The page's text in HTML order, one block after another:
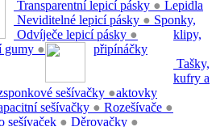
Transparentní lepicí pásky ●
Neviditelné lepicí pásky ●
Odvíječe lepicí pásky ●
gumy ●
sešívačky ●
sešívačky ● Rozešívače ●
sešívaček ● Děrovačky ●
Lepidla
Sponky,
klipy,
připínáčky
Tašky,
kufry a
aktovky